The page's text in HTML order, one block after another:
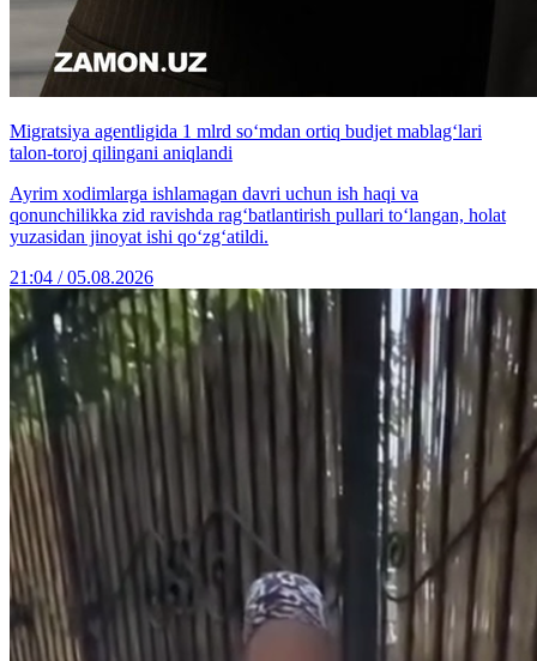
Migratsiya agentligida 1 mlrd so‘mdan ortiq budjet mablag‘lari
talon-toroj qilingani aniqlandi
Ayrim xodimlarga ishlamagan davri uchun ish haqi va
qonunchilikka zid ravishda rag‘batlantirish pullari to‘langan, holat
yuzasidan jinoyat ishi qo‘zg‘atildi.
21:04 / 05.08.2026